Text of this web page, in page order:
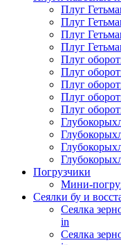
Плуг
Плуг
Плуг
Плуг
Плуг
Плуг
Плуг
Плуг
Плуг
Погрузчики
Мини-
Сеялки бу и
Сеялка
in
Сеялка